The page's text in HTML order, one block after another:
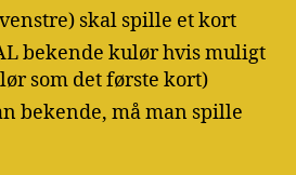
skal spille et kort
bekende kulør hvis muligt
som det første kort)
bekende, må man spille